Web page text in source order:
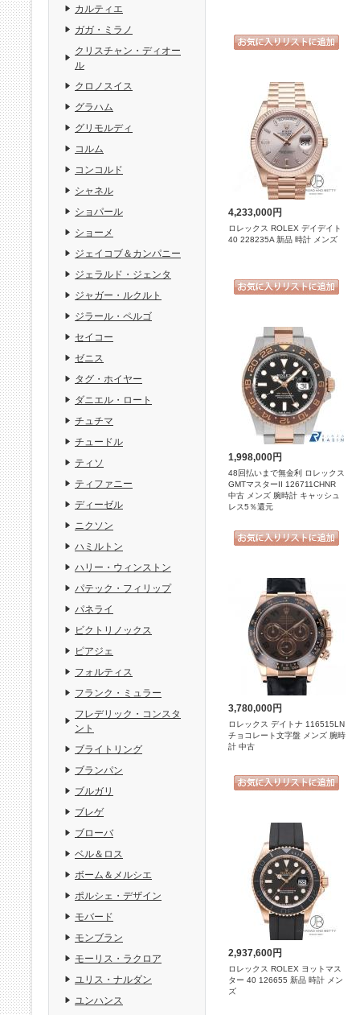
4,233,000円
ロレックス ROLEX デイデイト
40 228235A 新品 時計 メンズ
1,998,000円
48回払いまで無金利 ロレックス
GMTマスターII 126711CHNR
中古 メンズ 腕時計 キャッシュ
レス5％還元
3,780,000円
ロレックス デイトナ 116515LN
チョコレート文字盤 メンズ 腕時
計 中古
2,937,600円
ロレックス ROLEX ヨットマス
ター 40 126655 新品 時計 メン
ズ
カルティエ
ガガ・ミラノ
クリスチャン・ディオー
ル
クロノスイス
グラハム
グリモルディ
コルム
コンコルド
シャネル
ショパール
ショーメ
ジェイコブ＆カンパニー
ジェラルド・ジェンタ
ジャガー・ルクルト
ジラール・ペルゴ
セイコー
ゼニス
タグ・ホイヤー
ダニエル・ロート
チュチマ
チュードル
ティソ
ティファニー
ディーゼル
ニクソン
ハミルトン
ハリー・ウィンストン
パテック・フィリップ
パネライ
ビクトリノックス
ピアジェ
フォルティス
フランク・ミュラー
フレデリック・コンスタ
ント
ブライトリング
ブランパン
ブルガリ
ブレゲ
ブローバ
ベル＆ロス
ボーム＆メルシエ
ポルシェ・デザイン
モバード
モンブラン
モーリス・ラクロア
ユリス・ナルダン
ユンハンス